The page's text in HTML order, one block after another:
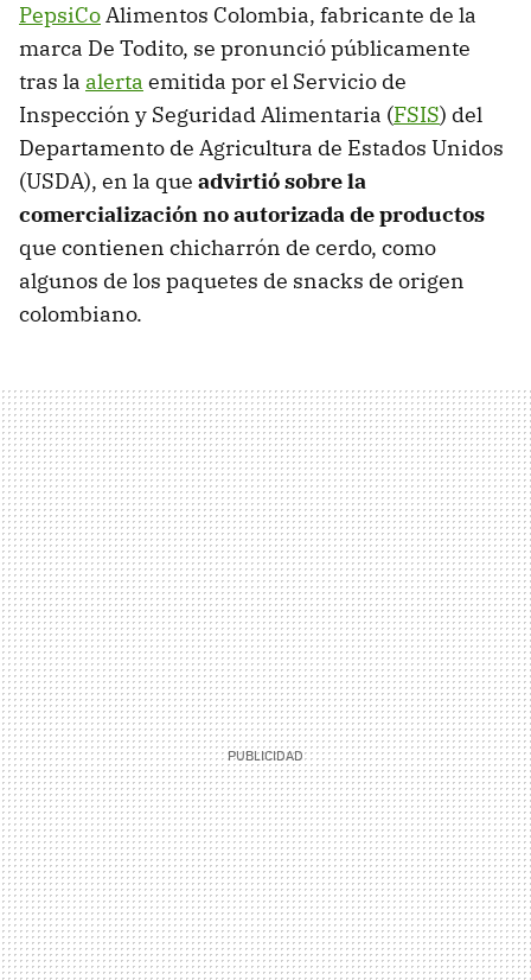
PepsiCoAlimentos Colombia, fabricante de la
marca De Todito, se pronunció públicamente
tras la alerta emitida por el Servicio de
Inspección y Seguridad Alimentaria (FSIS) del
Departamento de Agricultura de Estados Unidos
(USDA), en la que advirtió sobre la
comercialización no autorizada de productos
que contienen chicharrón de cerdo, como
algunos de los paquetes de snacks de origen
colombiano.